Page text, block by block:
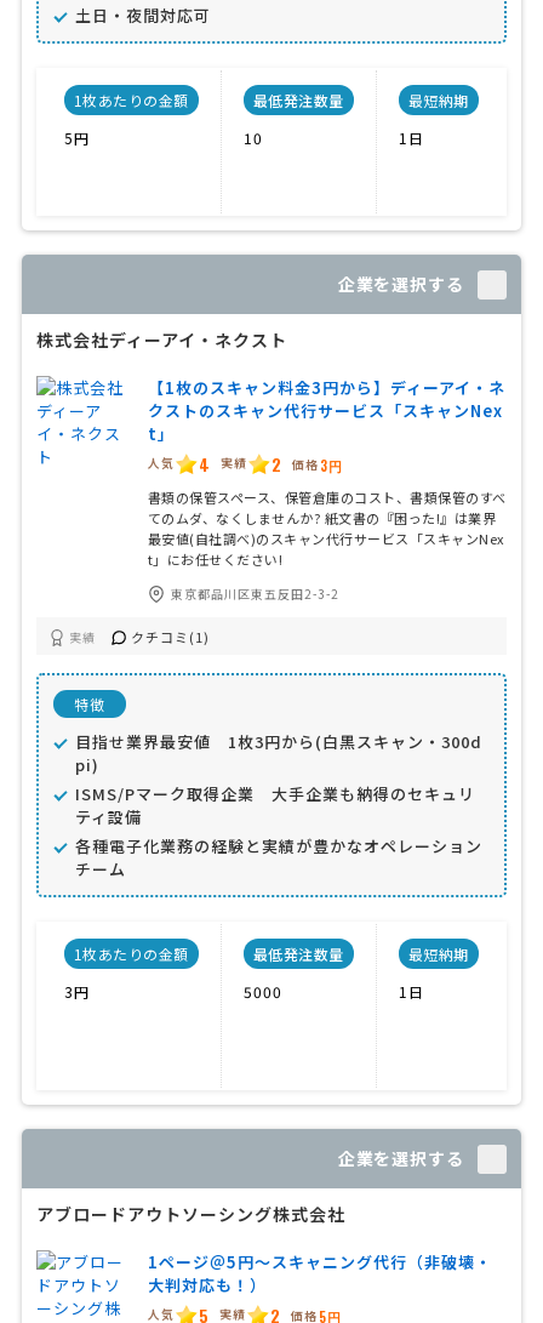
土日・夜間対応可
1枚あたりの金額
5円
最低発注数量
10
最短納期
1日
企業を選択する
株式会社ディーアイ・ネクスト
【1枚のスキャン料金3円から】ディーアイ・ネ
クストのスキャン代行サービス「スキャンNex
t」
人気 4 実績 2 価格 3円
書類の保管スペース、保管倉庫のコスト、書類保管のすべ
てのムダ、なくしませんか? 紙文書の『困った!』は業界
最安値(自社調べ)のスキャン代行サービス「スキャンNex
t」にお任せください!
東京都品川区東五反田2-3-2
実績 クチコミ(1)
特徴
目指せ業界最安値 1枚3円から(白黒スキャン・300d
pi)
ISMS/Pマーク取得企業 大手企業も納得のセキュリ
ティ設備
各種電子化業務の経験と実績が豊かなオペレーション
チーム
1枚あたりの金額
3円
最低発注数量
5000
最短納期
1日
企業を選択する
アブロードアウトソーシング株式会社
1ページ＠5円〜スキャニング代行（非破壊・
大判対応も！）
人気 5 実績 2 価格 5円